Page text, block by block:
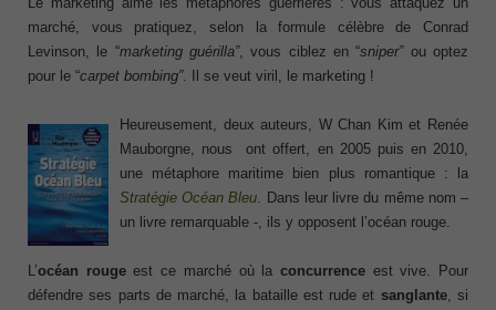
marché, vous pratiquez, selon la formule célèbre de Conrad
Levinson, le “marketing guérilla”, vous ciblez en “sniper”ou optez
pour le “carpet bombing”. Il se veut viril, le marketing !
Heureusement, deux auteurs, W Chan Kim et Renée
Mauborgne, nous ont offert, en 2005 puis en 2010,
une métaphore maritime bien plus romantique : la
Stratégie Océan Bleu. Dans leur livre du même nom –
un livre remarquable -, ils y opposent l’océan rouge.
L’océan rougeest ce marché où la concurrenceest vive. Pour
défendre ses parts de marché, la bataille est rude et sanglante, si